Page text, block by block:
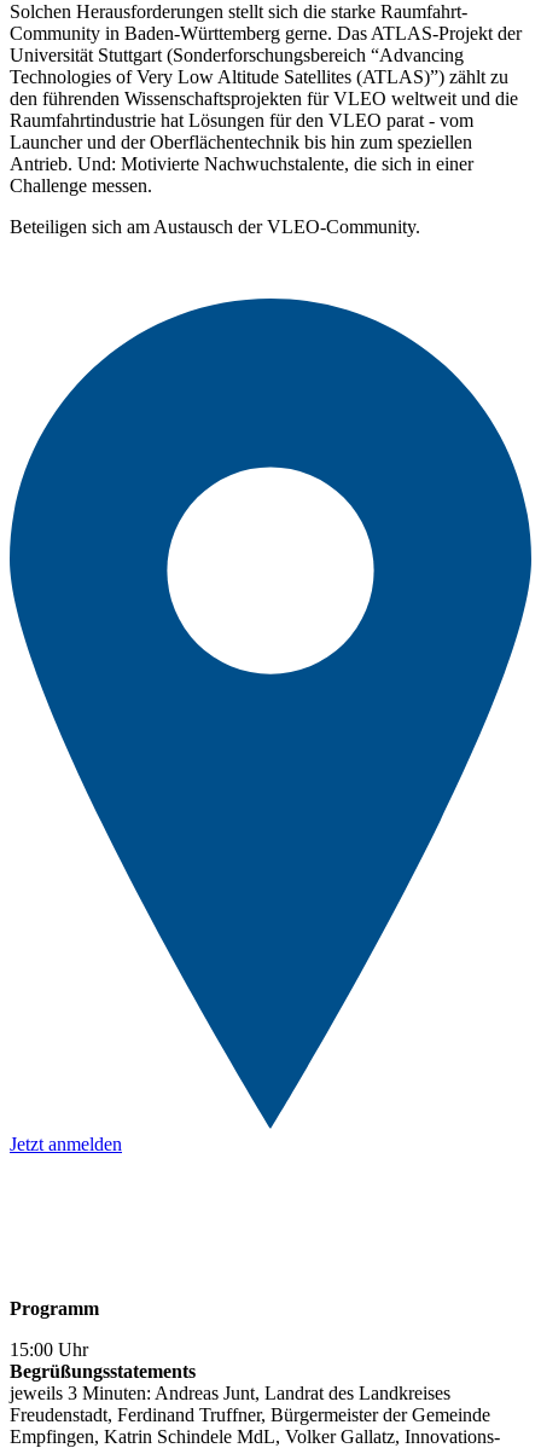
Solchen Herausforderungen stellt sich die starke Raumfahrt-
Community in Baden-Württemberg gerne. Das ATLAS-Projekt der
Universität Stuttgart (Sonderforschungsbereich “Advancing
Technologies of Very Low Altitude Satellites (ATLAS)”) zählt zu
den führenden Wissenschaftsprojekten für VLEO weltweit und die
Raumfahrtindustrie hat Lösungen für den VLEO parat - vom
Launcher und der Oberflächentechnik bis hin zum speziellen
Antrieb. Und: Motivierte Nachwuchstalente, die sich in einer
Challenge messen.
Beteiligen sich am Austausch der VLEO-Community.
Jetzt anmelden
Programm
15:00 Uhr
Begrüßungsstatements
jeweils 3 Minuten: Andreas Junt, Landrat des Landkreises
Freudenstadt, Ferdinand Truffner, Bürgermeister der Gemeinde
Empfingen, Katrin Schindele MdL, Volker Gallatz, Innovations-